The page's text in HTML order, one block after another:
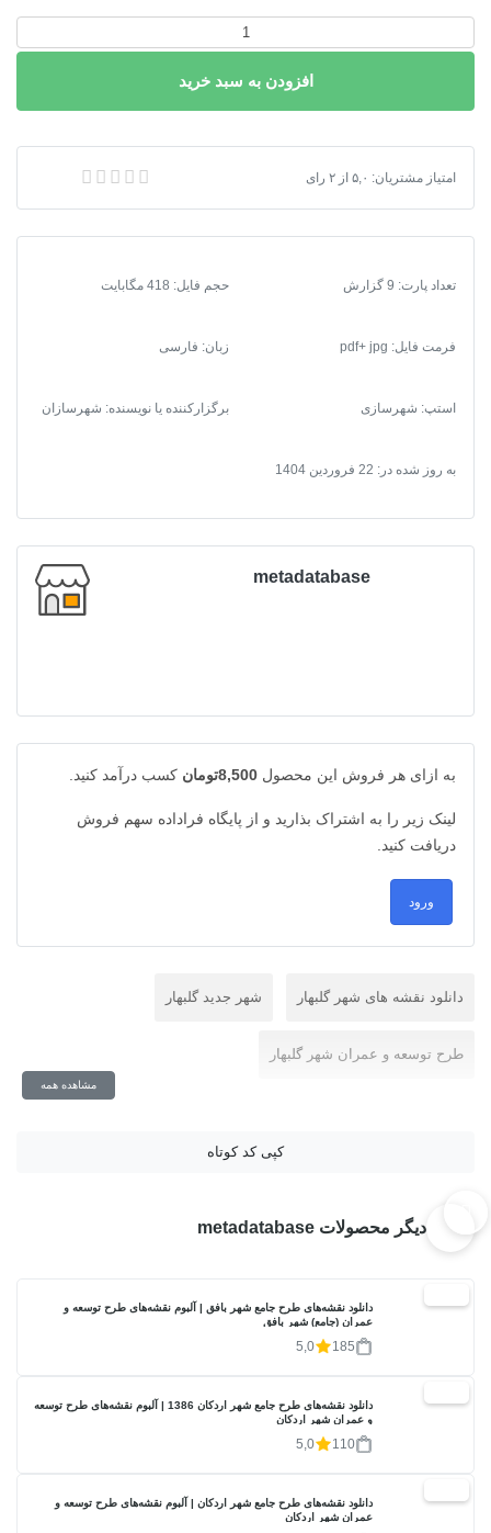
طرح
شهر
1396
+
آلبوم
عدد
افزودن به سبد خرید
دانلود طرح جامع شهر جدید گلبهار 1396 + آلبوم نقشه‌ها
امتیاز مشتریان: ۵,۰ از ۲ رای
تعداد پارت: 9 گزارش حجم فایل: 418 مگابایت
فرمت فایل:
pdf+ jpg زبان: فارسی
استپ: شهرسازی برگزارکننده یا نویسنده: شهرسازان
به روز شده در: 22 فروردین 1404
metadatabase
به ازای هر فروش این محصول 8,500تومان کسب درآمد کنید.
لینک زیر را به اشتراک بذارید و از پایگاه فراداده سهم فروش
دریافت کنید.
ورود
دانلود نقشه های شهر گلبهار شهر جدید گلبهار
طرح توسعه و عمران شهر گلبهار
مشاهده همه
کپی کد کوتاه
دیگر محصولات metadatabase
دانلود نقشه‌های طرح جامع شهر بافق | آلبوم نقشه‌های طرح توسعه و
عمران (جامع) شهر بافق
185
5,0
دانلود نقشه‌های طرح جامع شهر اردکان 1386 | آلبوم نقشه‌های طرح توسعه
و عمران شهر اردکان
110
5,0
دانلود نقشه‌های طرح جامع شهر اردکان | آلبوم نقشه‌های طرح توسعه و
عمران شهر اردکان